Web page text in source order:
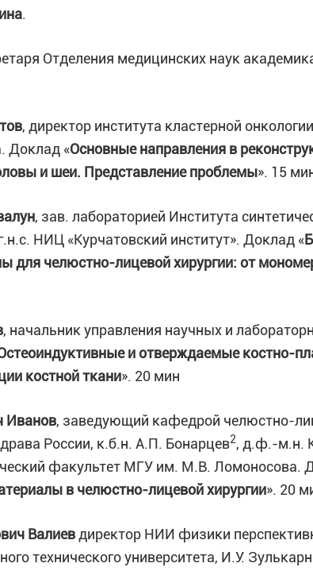
.
Отделения медицинских наук
, директор института кластерной
Доклад «Основные направления в
и шеи. Представление проблемы». 15
, зав. лабораторией Института
НИЦ «Курчатовский институт». Доклад «
для челюстно-лицевой хирургии: от
, начальник управления научных и
и отверждаемые костно-
костной ткани». 20 мин
Иванов, заведующий кафедрой челюстно-
России, к.б.н. А.П. Бонарцев2, д.ф.-м.н.
факультет МГУ им. М.В. Ломоносова.
в челюстно-лицевой хирургии». 20
Валиевдиректор НИИ физики
технического университета, И.У.